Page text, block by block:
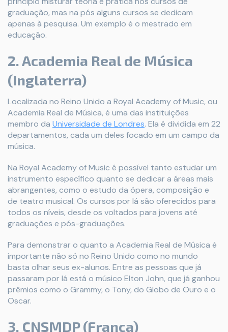
graduação, mas na pós alguns cursos se dedicam
apenas à pesquisa. Um exemplo é o mestrado em
educação.
2. Academia Real de Música
(Inglaterra)
Localizada no Reino Unido a Royal Academy of Music, ou
Academia Real de Música, é uma das instituições
membro da Universidade de Londres. Ela é dividida em 22
departamentos, cada um deles focado em um campo da
música.
Na Royal Academy of Music é possível tanto estudar um
instrumento específico quanto se dedicar a áreas mais
abrangentes, como o estudo da ópera, composição e
de teatro musical. Os cursos por lá são oferecidos para
todos os níveis, desde os voltados para jovens até
graduações e pós-graduações.
Para demonstrar o quanto a Academia Real de Música é
importante não só no Reino Unido como no mundo
basta olhar seus ex-alunos. Entre as pessoas que já
passaram por lá está o músico Elton John, que já ganhou
prêmios como o Grammy, o Tony, do Globo de Ouro e o
Oscar.
3. CNSMDP (França)